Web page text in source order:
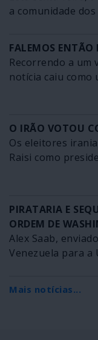
a comunidade
FALEMOS ENTÃO
Recorrendo a um
notícia caiu como
O IRÃO VOTOU
Os eleitores
Raisi como
PIRATARIA E
ORDEM DE
Alex Saab,
Venezuela para a
Mais notícias...